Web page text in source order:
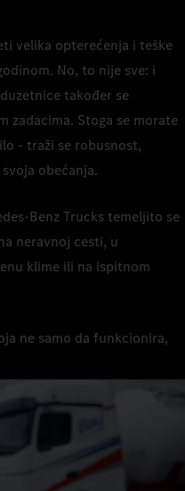
velika opterećenja i teške
No, to nije sve: i
također se
zadacima. Stoga se morate
- traži se robusnost,
obećanja.
Benz Trucks temeljito se
neravnoj cesti, u
klime ili na ispitnom
ne samo da funkcionira,